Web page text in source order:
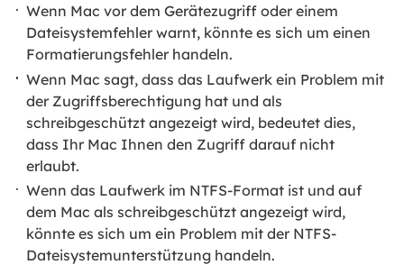
Wenn Mac vor dem Gerätezugriff oder einem
Dateisystemfehler warnt, könnte es sich um einen
Formatierungsfehler handeln.
Wenn Mac sagt, dass das Laufwerk ein Problem mit
der Zugriffsberechtigung hat und als
schreibgeschützt angezeigt wird, bedeutet dies,
dass Ihr Mac Ihnen den Zugriff darauf nicht
erlaubt.
Wenn das Laufwerk im NTFS-Format ist und auf
dem Mac als schreibgeschützt angezeigt wird,
könnte es sich um ein Problem mit der NTFS-
Dateisystemunterstützung handeln.